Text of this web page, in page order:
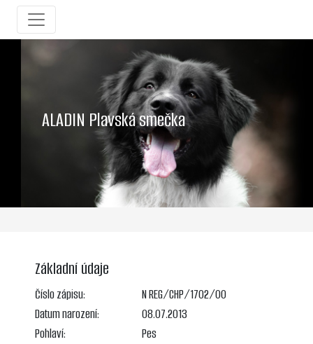
ALADIN Plavská smečka
Základní údaje
Číslo zápisu:
N REG/CHP/1702/00
Datum narození:
08.07.2013
Pohlaví:
Pes